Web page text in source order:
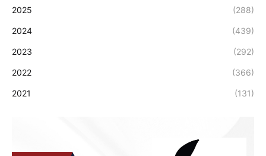
2025 (288)
2024 (439)
2023 (292)
2022 (366)
2021 (131)